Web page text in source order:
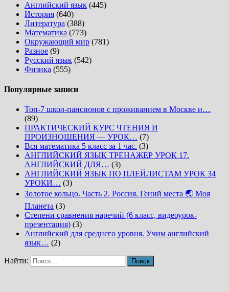
Английский язык (445)
История (640)
Литература (388)
Математика (773)
Окружающий мир (781)
Разное (9)
Русский язык (542)
Физика (555)
Популярные записи
Топ-7 школ-пансионов с проживанием в Москве и…
(89)
ПРАКТИЧЕСКИЙ КУРС ЧТЕНИЯ И
ПРОИЗНОШЕНИЯ — УРОК… (7)
Вся математика 5 класс за 1 час. (3)
АНГЛИЙСКИЙ ЯЗЫК ТРЕНАЖЕР УРОК 17.
АНГЛИЙСКИЙ ДЛЯ… (3)
АНГЛИЙСКИЙ ЯЗЫК ПО ПЛЕЙЛИСТАМ УРОК 34
УРОКИ… (3)
Золотое кольцо. Часть 2. Россия. Гений места 🌏 Моя
Планета (3)
Степени сравнения наречий (6 класс, видеоурок-
презентация) (3)
Английский для среднего уровня. Учим английский
язык… (2)
Найти: